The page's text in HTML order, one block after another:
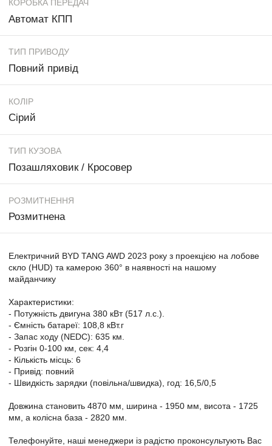
КОРОБКА ПЕРЕДАЧ
Автомат КПП
ТИП ПРИВОДУ
Повний привід
КОЛІР
Сірий
ТИП КУЗОВА
Позашляховик / Кросовер
РОЗМИТНЕННЯ
Розмитнена
Електричний BYD TANG AWD 2023 року з проекцією на лобове
скло (HUD) та камерою 360° в наявності на нашому
майданчику
Характеристики:
- Потужність двигуна 380 кВт (517 л.с.).
- Ємність батареї: 108,8 кВт.г
- Запас ходу (NEDC): 635 км.
- Розгін 0-100 км, сек: 4,4
- Кількість місць: 6
- Привід: повний
- Швидкість зарядки (повільна/швидка), год: 16,5/0,5
Довжина становить 4870 мм, ширина - 1950 мм, висота - 1725
мм, а колісна база - 2820 мм.
Телефонуйте, наші менеджери із радістю проконсультують Вас